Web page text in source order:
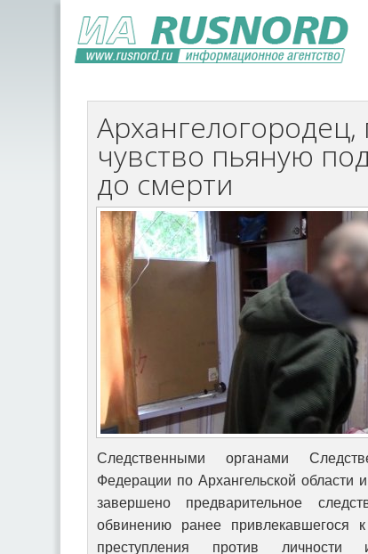
чувство пьяную
до смерти
Следственными органами
Федерации по Архангельской области
завершено предварительное
обвинению ранее привлекавшегося к
преступления против личности